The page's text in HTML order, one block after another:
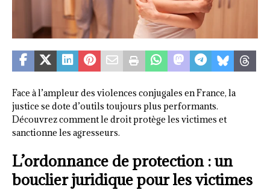
Face à l’ampleur des violences conjugales en France, la
justice se dote d’outils toujours plus performants.
Découvrez comment le droit protège les victimes et
sanctionne les agresseurs.
L’ordonnance de protection : un
bouclier juridique pour les victimes